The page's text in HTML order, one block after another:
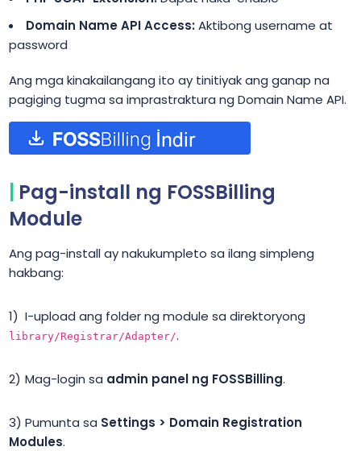
Domain Name API Access:Aktibong username at
password
Ang mga kinakailangang ito ay tinitiyak ang ganap na
pagiging tugma sa imprastraktura ng Domain Name API.
Pag-install ng FOSSBilling
Module
Ang pag-install ay nakukumpleto sa ilang simpleng
hakbang:
I-upload ang folder ng module sa direktoryong
library/Registrar/Adapter/.
Mag-login sa admin panel ng FOSSBilling.
Pumunta sa Settings > Domain Registration
Modules.